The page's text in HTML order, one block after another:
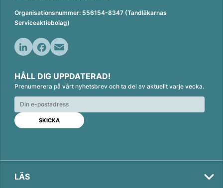
Organisationsnummer: 556154-8347 (Tandläkarnas
Serviceaktiebolag)
n
k
e
d
n
c
e
b
o
o
k
a
i
l
HÅLL DIG UPPDATERAD!
Prenumerera på vårt nyhetsbrev och ta del av aktuellt varje vecka.
LÄS